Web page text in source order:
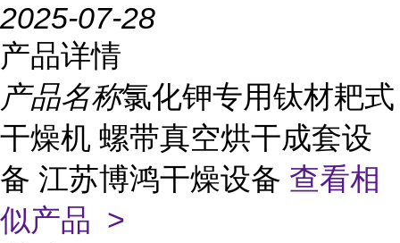
2025-07-28
产品详情
产品名称氯化钾专用钛材耙式
干燥机 螺带真空烘干成套设
备 江苏博鸿干燥设备 查看相
似产品 >